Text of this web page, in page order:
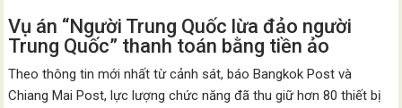
Vụ án “Người Trung Quốc lừa đảo người
Trung Quốc” thanh toán bằng tiền ảo
Theo thông tin mới nhất từ ​​cảnh sát, báo Bangkok Post và
Chiang Mai Post, lực lượng chức năng đã thu giữ hơn 80 thiết bị